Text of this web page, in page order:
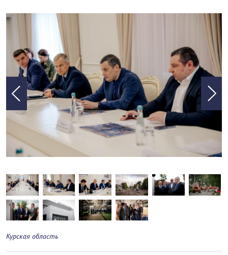
Курская область